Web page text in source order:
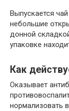
Выпускается
небольшие
донной
упаковке
Как
Оказывает
нормализовать